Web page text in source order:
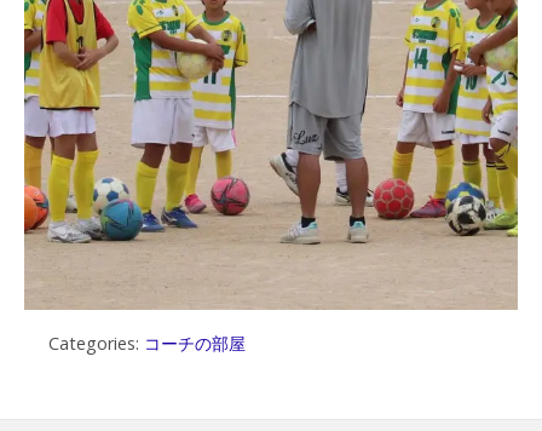
Categories: コーチの部屋